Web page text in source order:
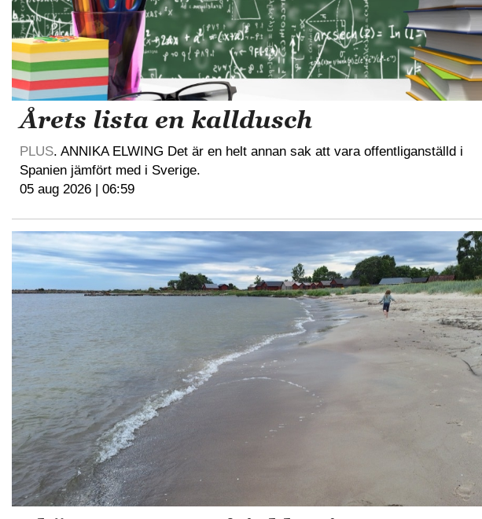
Årets lista en kalldusch
PLUS. ANNIKA ELWING Det är en helt annan sak att vara offentliganställd i
Spanien jämfört med i Sverige.
05 aug 2026 | 06:59